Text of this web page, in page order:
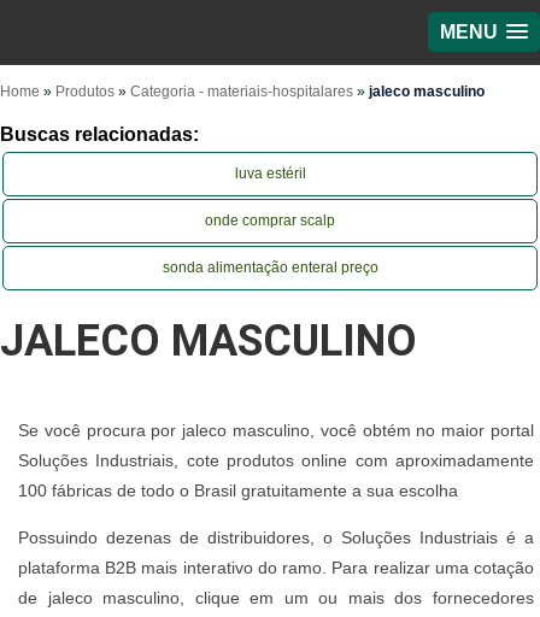
MENU
Home » Produtos » Categoria - materiais-hospitalares » jaleco masculino
Buscas relacionadas:
luva estéril
onde comprar scalp
sonda alimentação enteral preço
JALECO MASCULINO
Se você procura por jaleco masculino, você obtém no maior portal
Soluções Industriais, cote produtos online com aproximadamente
100 fábricas de todo o Brasil gratuitamente a sua escolha
Possuindo dezenas de distribuidores, o Soluções Industriais é a
plataforma B2B mais interativo do ramo. Para realizar uma cotação
de jaleco masculino, clique em um ou mais dos fornecedores